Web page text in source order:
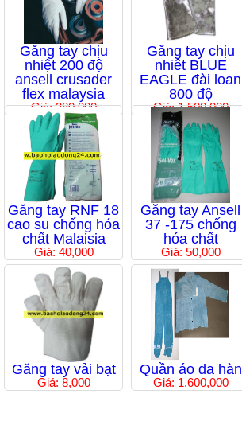
Găng tay chịu
nhiệt 200 độ
ansell crusader
flex malaysia
Giá: 280,000
Găng tay chịu
nhiêt BLUE
EAGLE đài loan
800 độ
Giá: 1,500,000
Găng tay RNF 18
cao su chống hóa
chất Malaisia
Giá: 40,000
Găng tay Ansell
37 -175 chống
hóa chất
Giá: 50,000
Găng tay vải bạt
Giá: 8,000
Quần áo da hàn
Giá: 1,600,000